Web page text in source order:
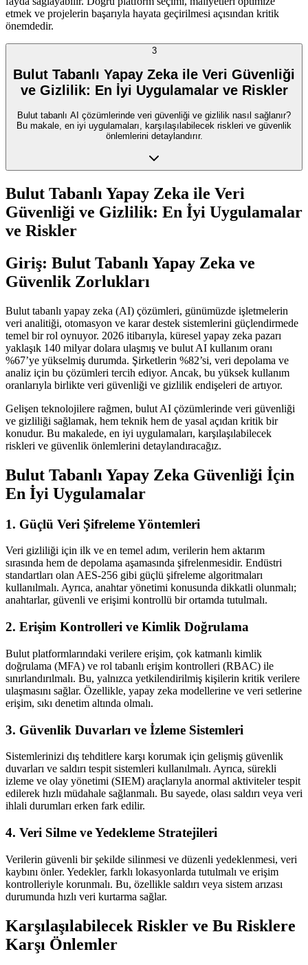
etmek ve projelerin başarıyla hayata geçirilmesi açısından kritik
önemdedir.
3
Bulut Tabanlı Yapay Zeka ile Veri Güvenliği
ve Gizlilik: En İyi Uygulamalar ve Riskler
Bulut tabanlı AI çözümlerinde veri güvenliği ve gizlilik nasıl sağlanır?
Bu makale, en iyi uygulamaları, karşılaşılabilecek riskleri ve güvenlik
önlemlerini detaylandırır.
Bulut Tabanlı Yapay Zeka ile Veri
Güvenliği ve Gizlilik: En İyi Uygulamalar
ve Riskler
Giriş: Bulut Tabanlı Yapay Zeka ve
Güvenlik Zorlukları
Bulut tabanlı yapay zeka (AI) çözümleri, günümüzde işletmelerin
veri analitiği, otomasyon ve karar destek sistemlerini güçlendirmede
temel bir rol oynuyor. 2026 itibarıyla, küresel yapay zeka pazarı
yaklaşık 140 milyar dolara ulaşmış ve bulut AI kullanım oranı
%67’ye yükselmiş durumda. Şirketlerin %82’si, veri depolama ve
analiz için bu çözümleri tercih ediyor. Ancak, bu yüksek kullanım
oranlarıyla birlikte veri güvenliği ve gizlilik endişeleri de artıyor.
Gelişen teknolojilere rağmen, bulut AI çözümlerinde veri güvenliği
ve gizliliği sağlamak, hem teknik hem de yasal açıdan kritik bir
konudur. Bu makalede, en iyi uygulamaları, karşılaşılabilecek
riskleri ve güvenlik önlemlerini detaylandıracağız.
Bulut Tabanlı Yapay Zeka Güvenliği İçin
En İyi Uygulamalar
1. Güçlü Veri Şifreleme Yöntemleri
Veri gizliliği için ilk ve en temel adım, verilerin hem aktarım
sırasında hem de depolama aşamasında şifrelenmesidir. Endüstri
standartları olan AES-256 gibi güçlü şifreleme algoritmaları
kullanılmalı. Ayrıca, anahtar yönetimi konusunda dikkatli olunmalı;
anahtarlar, güvenli ve erişimi kontrollü bir ortamda tutulmalı.
2. Erişim Kontrolleri ve Kimlik Doğrulama
Bulut platformlarındaki verilere erişim, çok katmanlı kimlik
doğrulama (MFA) ve rol tabanlı erişim kontrolleri (RBAC) ile
sınırlandırılmalı. Bu, yalnızca yetkilendirilmiş kişilerin kritik verilere
ulaşmasını sağlar. Özellikle, yapay zeka modellerine ve veri setlerine
erişim, sıkı denetim altında olmalı.
3. Güvenlik Duvarları ve İzleme Sistemleri
Sistemlerinizi dış tehditlere karşı korumak için gelişmiş güvenlik
duvarları ve saldırı tespit sistemleri kullanılmalı. Ayrıca, sürekli
izleme ve olay yönetimi (SIEM) araçlarıyla anormal aktiviteler tespit
edilerek hızlı müdahale sağlanmalı. Bu sayede, olası saldırı veya veri
ihlali durumları erken fark edilir.
4. Veri Silme ve Yedekleme Stratejileri
Verilerin güvenli bir şekilde silinmesi ve düzenli yedeklenmesi, veri
kaybını önler. Yedekler, farklı lokasyonlarda tutulmalı ve erişim
kontrolleriyle korunmalı. Bu, özellikle saldırı veya sistem arızası
durumunda hızlı veri kurtarma sağlar.
Karşılaşılabilecek Riskler ve Bu Risklere
Karşı Önlemler